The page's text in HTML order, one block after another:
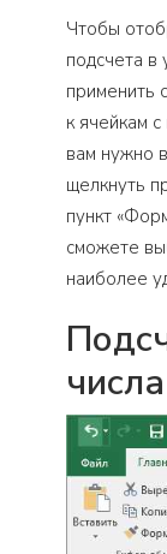
Чтобы
подсчета
применить
к ячейкам
вам нужно
щелкнуть
пункт
сможете
наиболее
числа